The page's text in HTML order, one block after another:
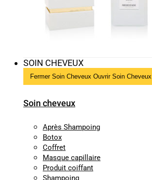
SOIN CHEVEUX
Fermer Soin Cheveux Ouvrir Soin Cheveux
Soin cheveux
Après Shampoing
Botox
Coffret
Masque capillaire
Produit coiffant
Shampoing